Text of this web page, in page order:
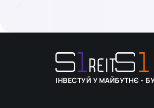
ІНВЕСТУЙ У МАЙБУТНЄ -